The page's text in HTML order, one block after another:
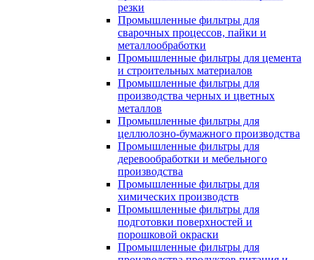
резки
Промышленные фильтры для
сварочных процессов, пайки и
металлообработки
Промышленные фильтры для цемента
и строительных материалов
Промышленные фильтры для
производства черных и цветных
металлов
Промышленные фильтры для
целлюлозно-бумажного производства
Промышленные фильтры для
деревообработки и мебельного
производства
Промышленные фильтры для
химических производств
Промышленные фильтры для
подготовки поверхностей и
порошковой окраски
Промышленные фильтры для